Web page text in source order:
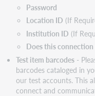
Password
Location ID (If
Institution ID (If
Does this
Test item barcodes-
barcodes cataloged in
our test accounts. This
connect and